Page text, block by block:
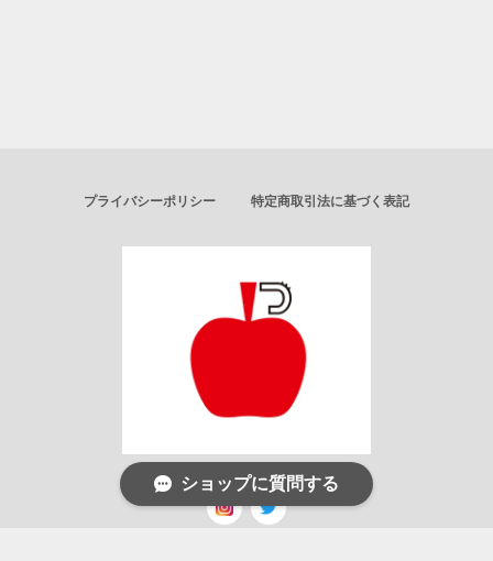
プライバシーポリシー 特定商取引法に基づく表記
ショップに質問する